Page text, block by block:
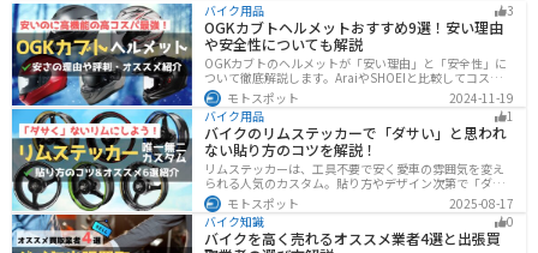
バイク用品 3
OGKカブトヘルメットおすすめ9選！安い理由
や安全性についても解説
OGKカブトのヘルメットが「安い理由」と「安全性」に
ついて徹底解説します。AraiやSHOEIと比較してコスパが
高く、信頼性も兼ね備えたOGKカブトのヘルメット。初
心者ライダーからベテランまでおすすめのモデル9選と、
実際の口コミや評判、選び方も詳しく紹介します。
モトスポット
2024-11-19
バイク用品
1
バイクのリムステッカーで「ダサい」と思われ
ない貼り方のコツを解説！
リムステッカーは、工具不要で安く愛車の雰囲気を変え
られる人気のカスタム。貼り方やデザイン次第で「ダサ
い」仕上がりになることも。本記事では失敗例や選び
方、きれいに貼るコツからおすすめ商品まで詳しく紹
介。初心者でも安心して足回りをカッコよくドレスアッ
プできます。
モトスポット
2025-08-17
バイク知識
0
バイクを高く売れるオススメ業者4選と出張買